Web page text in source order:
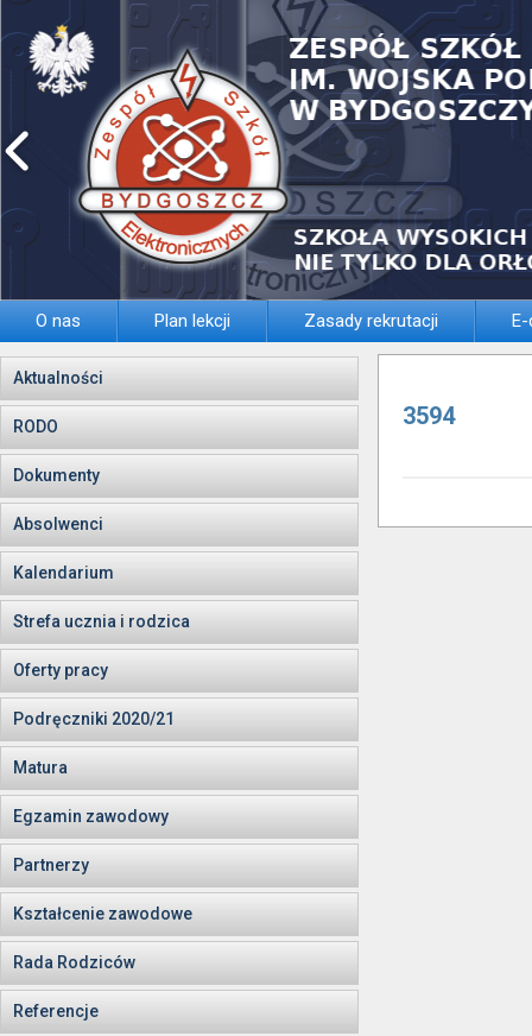
O nas Plan lekcji Zasady rekrutacji
Aktualności
RODO
Dokumenty
Absolwenci
Kalendarium
Strefa ucznia i rodzica
Oferty pracy
Podręczniki 2020/21
Matura
Egzamin zawodowy
Partnerzy
Kształcenie zawodowe
Rada Rodziców
Referencje
3594